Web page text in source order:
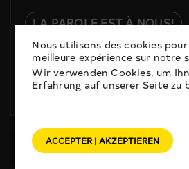
LA PAROLE EST À NOUS!
La parole est à Nous !
Dellberg
13 février 2026
Nous utilisons des cookies
meilleure expérience sur notre
Wir verwenden Cookies, um
Erfahrung auf unserer Seite zu
ACCEPTER | AKZEPTIEREN